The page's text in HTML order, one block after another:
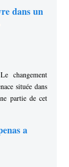
dans un
changement
située dans
partie de cet
a